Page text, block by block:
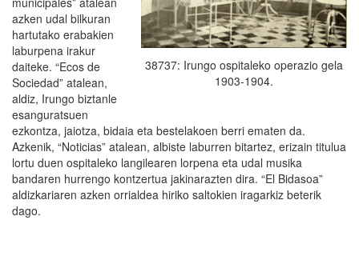
38737: Irungo ospitaleko operazio gela
1903-1904.
azken udal bilkuran
hartutako erabakien
laburpena irakur
daiteke. “Ecos de
Sociedad” atalean,
aldiz, Irungo biztanle
esanguratsuen
ezkontza, jaiotza, bidaia eta bestelakoen berri ematen da.
Azkenik, “Noticias” atalean, albiste laburren bitartez, erizain titulua
lortu duen ospitaleko langilearen lorpena eta udal musika
bandaren hurrengo kontzertua jakinarazten dira. “El Bidasoa”
aldizkariaren azken orrialdea hiriko saltokien iragarkiz beterik
dago.